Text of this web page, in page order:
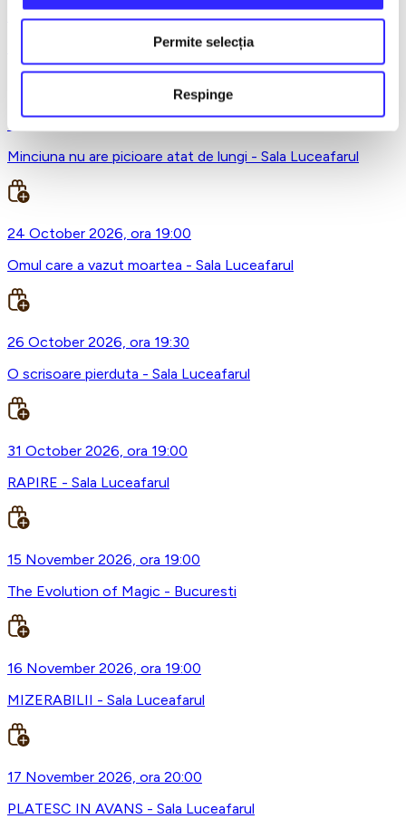
Permite selecția
Respinge
4 October 2026, ora 12:30
Lumea Mea – Obsi @Qfeel
17 October 2026, ora 19:00
Minciuna nu are picioare atat de lungi - Sala Luceafarul
24 October 2026, ora 19:00
Omul care a vazut moartea - Sala Luceafarul
26 October 2026, ora 19:30
O scrisoare pierduta - Sala Luceafarul
31 October 2026, ora 19:00
RAPIRE - Sala Luceafarul
15 November 2026, ora 19:00
The Evolution of Magic - Bucuresti
16 November 2026, ora 19:00
MIZERABILII - Sala Luceafarul
17 November 2026, ora 20:00
PLATESC IN AVANS - Sala Luceafarul